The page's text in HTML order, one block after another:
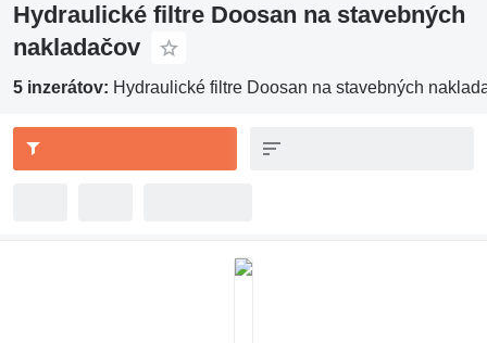
Hydraulické filtre Doosan na stavebných
nakladačov
5 inzerátov: Hydraulické filtre Doosan na stavebných